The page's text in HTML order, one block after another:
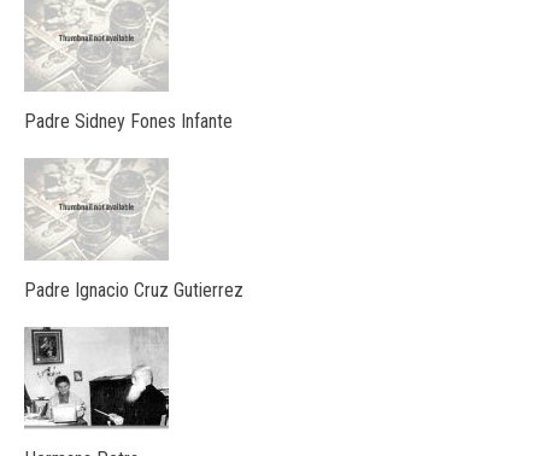
Padre Sidney Fones Infante
Padre Ignacio Cruz Gutierrez